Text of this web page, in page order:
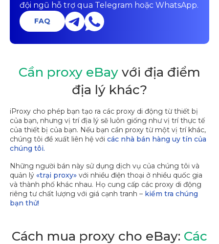
đội ngũ hỗ trợ qua Telegram hoặc WhatsApp.
FAQ
Cần proxy eBay với địa điểm
địa lý khác?
iProxy cho phép bạn tạo ra các proxy di động từ thiết bị
của bạn, nhưng vị trí địa lý sẽ luôn giống như vị trí thực tế
của thiết bị của bạn. Nếu bạn cần proxy từ một vị trí khác,
chúng tôi đề xuất liên hệ với các nhà bán hàng uy tín của
chúng tôi.
Những người bán này sử dụng dịch vụ của chúng tôi và
quản lý «trại proxy» với nhiều điện thoại ở nhiều quốc gia
và thành phố khác nhau. Họ cung cấp các proxy di động
riêng tư chất lượng với giá cạnh tranh – kiểm tra chúng
bạn thử!
Cách mua proxy cho eBay: Các